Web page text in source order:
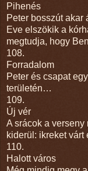
Pihenés
Peter bosszút akar
Eve elszökik a
megtudja, hogy
108.
Forradalom
Peter és csapat
területén…
109.
Új vér
A srácok a verseny
kiderül: ikreket
110.
Halott város